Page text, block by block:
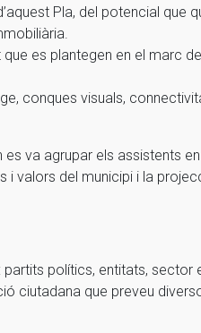
Pla, del potencial que
es plantegen en el marc
conques visuals,
va agrupar els assistents
i valors del municipi i la
polítics, entitats, sector
ciutadana que preveu